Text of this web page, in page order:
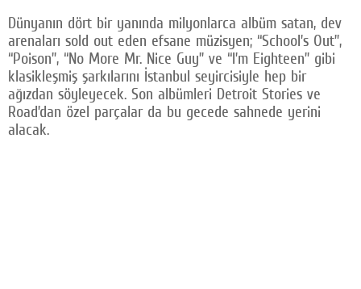
© 2026 TÜM HAKLARI SAKLIDIR
Dünyanın dört bir yanında milyonlarca albüm satan, dev
arenaları sold out eden efsane müzisyen; “School’s Out”,
“Poison”, “No More Mr. Nice Guy” ve “I’m Eighteen” gibi
klasikleşmiş şarkılarını İstanbul seyircisiyle hep bir
ağızdan söyleyecek. Son albümleri Detroit Stories ve
Road’dan özel parçalar da bu gecede sahnede yerini
alacak.